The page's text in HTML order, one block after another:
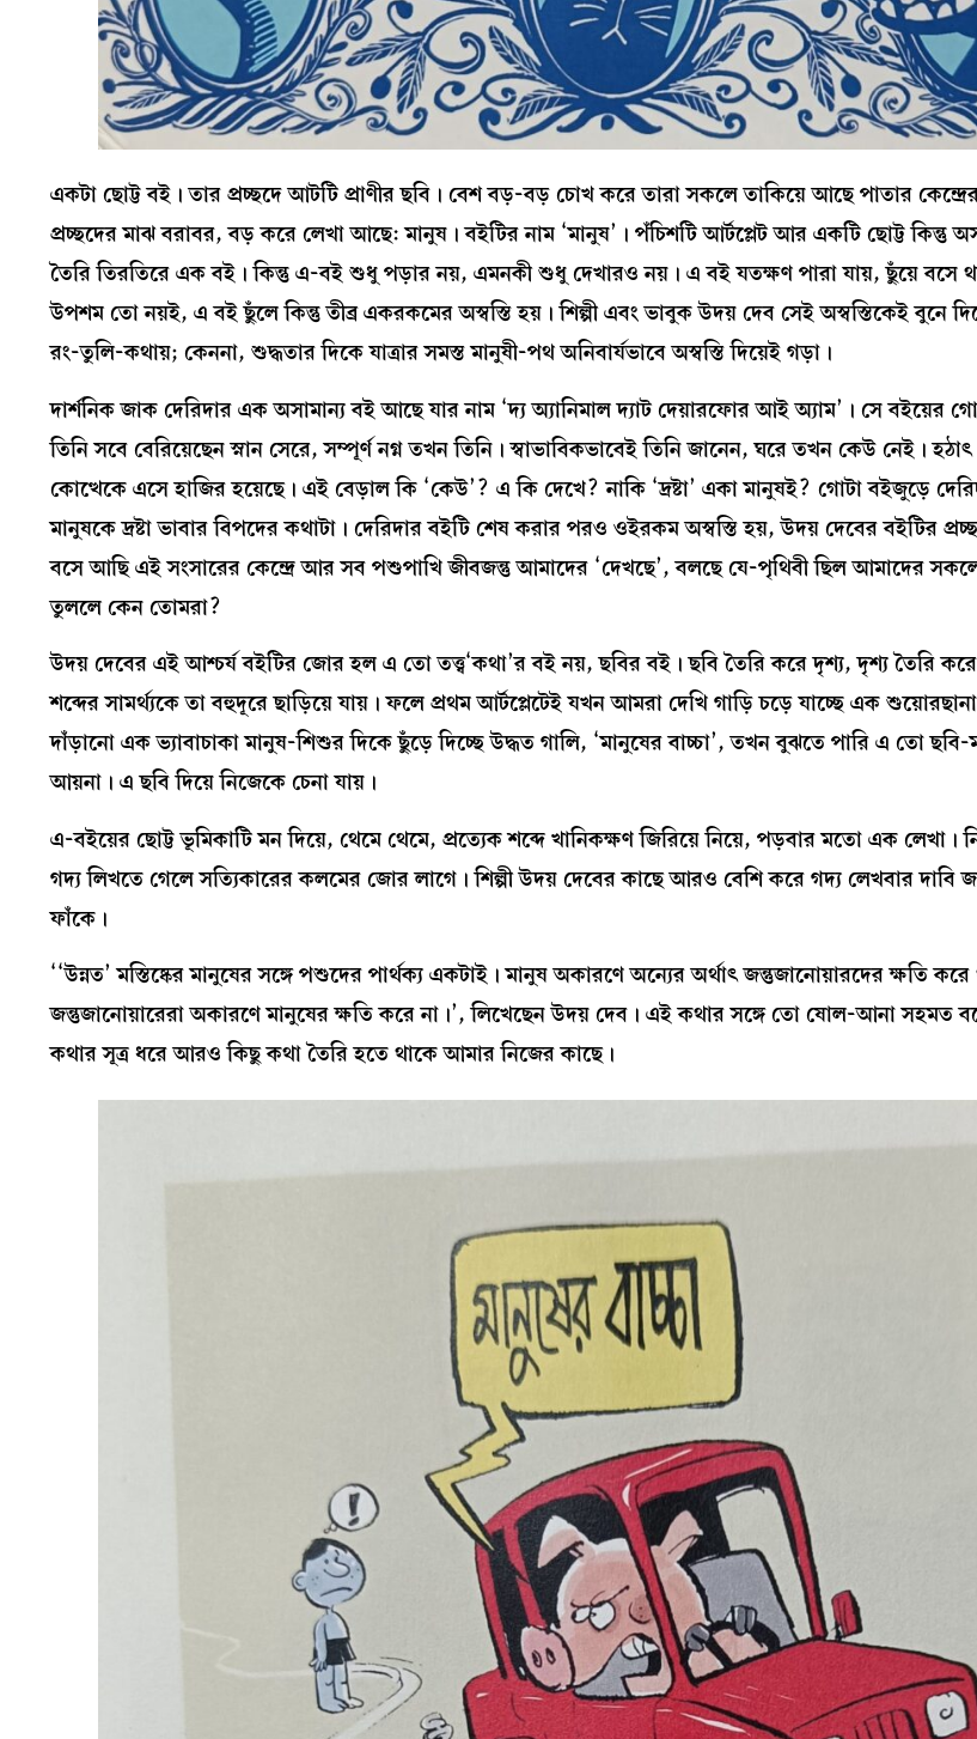
একটা ছোট্ট বই। তার প্রচ্ছদে আটটি প্রাণীর ছবি। বেশ বড়-বড় চোখ করে তারা সকলে তাকিয়ে আছে পাতার
প্রচ্ছদের মাঝ বরাবর, বড় করে লেখা আছে: মানুষ। বইটির নাম ‘মানুষ’। পঁচিশটি আর্টপ্লেট আর একটি ছোট্ট কিন্তু
তৈরি তিরতিরে এক বই। কিন্তু এ-বই শুধু পড়ার নয়, এমনকী শুধু দেখারও নয়। এ বই যতক্ষণ পারা যায়, ছুঁয়ে বসে
উপশম তো নয়ই, এ বই ছুঁলে কিন্তু তীব্র একরকমের অস্বস্তি হয়। শিল্পী এবং ভাবুক উদয় দেব সেই অস্বস্তিকেই বুনে
রং-তুলি-কথায়; কেননা, শুদ্ধতার দিকে যাত্রার সমস্ত মানুষী-পথ অনিবার্যভাবে অস্বস্তি দিয়েই গড়া।
দার্শনিক জাক দেরিদার এক অসামান্য বই আছে যার নাম ‘দ্য অ্যানিমাল দ্যাট দেয়ারফোর আই অ্যাম’। সে বইয়ের
তিনি সবে বেরিয়েছেন স্নান সেরে, সম্পূর্ণ নগ্ন তখন তিনি। স্বাভাবিকভাবেই তিনি জানেন, ঘরে তখন কেউ নেই।
কোত্থেকে এসে হাজির হয়েছে। এই বেড়াল কি ‘কেউ’? এ কি দেখে? নাকি ‘দ্রষ্টা’ একা মানুষই? গোটা বইজুড়ে
মানুষকে দ্রষ্টা ভাবার বিপদের কথাটা। দেরিদার বইটি শেষ করার পরও ওইরকম অস্বস্তি হয়, উদয় দেবের বইটির
বসে আছি এই সংসারের কেন্দ্রে আর সব পশুপাখি জীবজন্তু আমাদের ‘দেখছে’, বলছে যে-পৃথিবী ছিল আমাদের
তুললে কেন তোমরা?
উদয় দেবের এই আশ্চর্য বইটির জোর হল এ তো তত্ত্ব‘কথা’র বই নয়, ছবির বই। ছবি তৈরি করে দৃশ্য, দৃশ্য তৈরি করে
শব্দের সামর্থ্যকে তা বহুদূরে ছাড়িয়ে যায়। ফলে প্রথম আর্টপ্লেটেই যখন আমরা দেখি গাড়ি চড়ে যাচ্ছে এক
দাঁড়ানো এক ভ্যাবাচাকা মানুষ-শিশুর দিকে ছুঁড়ে দিচ্ছে উদ্ধত গালি, ‘মানুষের বাচ্চা’, তখন বুঝতে পারি এ তো
আয়না। এ ছবি দিয়ে নিজেকে চেনা যায়।
এ-বইয়ের ছোট্ট ভূমিকাটি মন দিয়ে, থেমে থেমে, প্রত্যেক শব্দে খানিকক্ষণ জিরিয়ে নিয়ে, পড়বার মতো এক লেখা।
গদ্য লিখতে গেলে সত্যিকারের কলমের জোর লাগে। শিল্পী উদয় দেবের কাছে আরও বেশি করে গদ্য লেখবার দাবি
ফাঁকে।
‘‘উন্নত’ মস্তিষ্কের মানুষের সঙ্গে পশুদের পার্থক্য একটাই। মানুষ অকারণে অন্যের অর্থাৎ জন্তুজানোয়ারদের ক্ষতি
জন্তুজানোয়ারেরা অকারণে মানুষের ক্ষতি করে না।’, লিখেছেন উদয় দেব। এই কথার সঙ্গে তো ষোল-আনা সহমত
কথার সূত্র ধরে আরও কিছু কথা তৈরি হতে থাকে আমার নিজের কাছে।